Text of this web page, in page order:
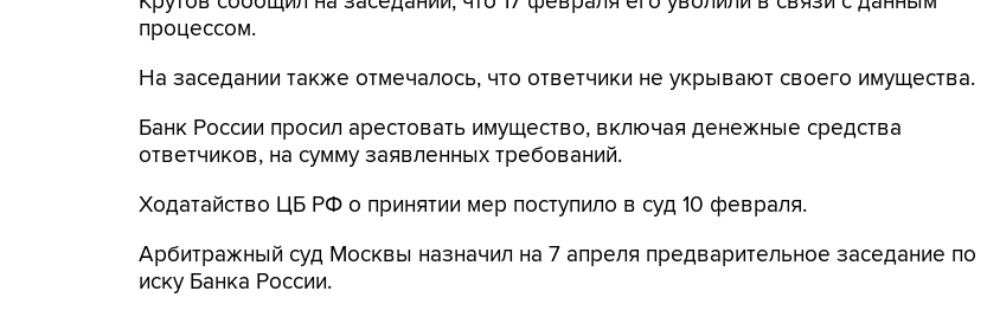
процессом.
На заседании также отмечалось, что ответчики не укрывают своего имущества.
Банк России просил арестовать имущество, включая денежные средства
ответчиков, на сумму заявленных требований.
Ходатайство ЦБ РФ о принятии мер поступило в суд 10 февраля.
Арбитражный суд Москвы назначил на 7 апреля предварительное заседание по
иску Банка России.